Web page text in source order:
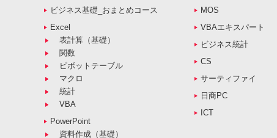
ビジネス基礎_おまとめコース
Excel
表計算（基礎）
関数
ピボットテーブル
マクロ
統計
VBA
PowerPoint
資料作成（基礎）
MOS
VBAエキスパート
ビジネス統計
CS
サーティファイ
日商PC
ICT